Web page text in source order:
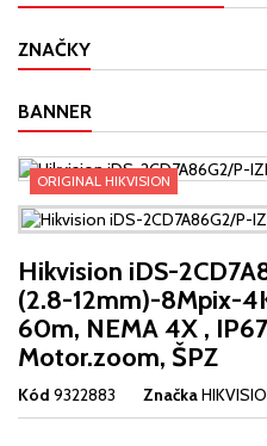
ZNAČKY
BANNER
ORIGINAL HIKVISION
Hikvision iDS-
(2.8-12mm)-8Mpix-
60m, NEMA 4X ,
Motor.zoom, ŠPZ
Kód 9322883 Značka